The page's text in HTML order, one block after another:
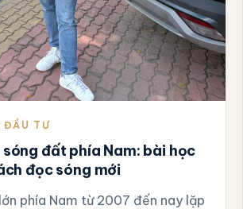
ĐẦU TƯ
đất phía Nam: bài học
đọc sóng mới
phía Nam từ 2007 đến nay lặp